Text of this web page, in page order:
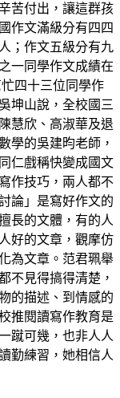
苦付出，讓這群孩
作文滿級分有四四
；作文五級分有九
一同學作文成績在
四十三位同學作
坤山說，全校國三
慧欣、高淑華及退
學的吳建昀老師，
仁戲稱快變成國文
作技巧，兩人都不
論」是寫好作文的
長的文體，有的人
好的文章，觀摩仿
為文章。范君珮舉
不見得搞得清楚，
的描述、到情感的
推閱讀寫作教育是
蹴可幾，也非人人
勤練習，她相信人